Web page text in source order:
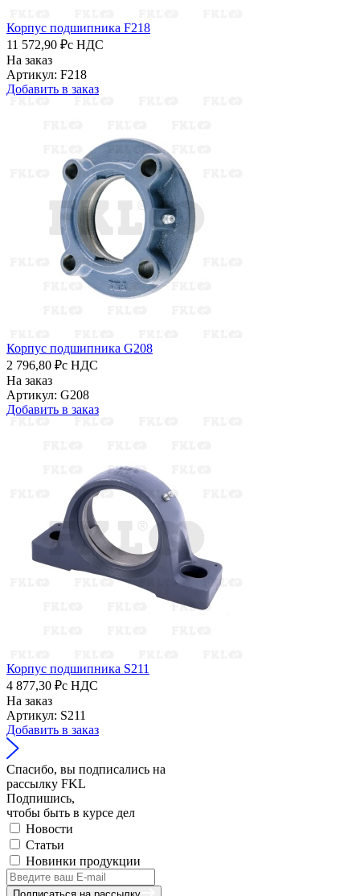
Корпус подшипника F218
11 572,90 ₽с НДС
На заказ
Артикул: F218
Добавить в заказ
Корпус подшипника G208
2 796,80 ₽с НДС
На заказ
Артикул: G208
Добавить в заказ
Корпус подшипника S211
4 877,30 ₽с НДС
На заказ
Артикул: S211
Добавить в заказ
Спасибо, вы подписались на
рассылку FKL
Подпишись,
чтобы быть в курсе дел
Новости
Статьи
Новинки продукции